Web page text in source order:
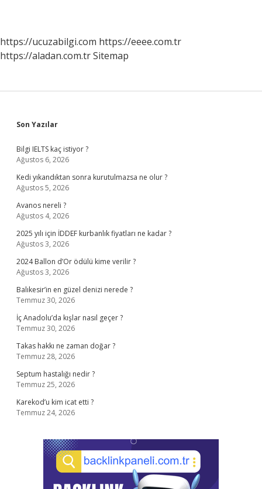
https://ucuzabilgi.com https://eeee.com.tr
https://aladan.com.trSitemap
Sidebar
Son Yazılar
Bilgi IELTS kaç istiyor ?
Ağustos 6, 2026
Kedi yıkandıktan sonra kurutulmazsa ne olur ?
Ağustos 5, 2026
Avanos nereli ?
Ağustos 4, 2026
2025 yılı için İDDEF kurbanlık fiyatları ne kadar ?
Ağustos 3, 2026
2024 Ballon d’Or ödülü kime verilir ?
Ağustos 3, 2026
Balıkesir’in en güzel denizi nerede ?
Temmuz 30, 2026
İç Anadolu’da kışlar nasıl geçer ?
Temmuz 30, 2026
Takas hakkı ne zaman doğar ?
Temmuz 28, 2026
Septum hastalığı nedir ?
Temmuz 25, 2026
Karekod’u kim icat etti ?
Temmuz 24, 2026